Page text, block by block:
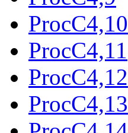
ProcC4,10
ProcC4,11
ProcC4,12
ProcC4,13